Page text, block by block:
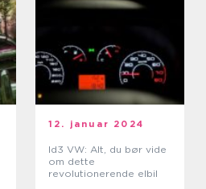
12. januar 2024
Id3 VW: Alt, du bør vide
om dette
revolutionerende elbil